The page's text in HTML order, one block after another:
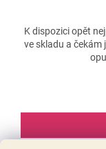
K dispozici opět
ve skladu a čekám